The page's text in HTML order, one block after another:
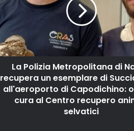
La Polizia Metropolitana di
recupera un esemplare di
all'aeroporto di Capodichino:
cura al Centro recupero
selvatici